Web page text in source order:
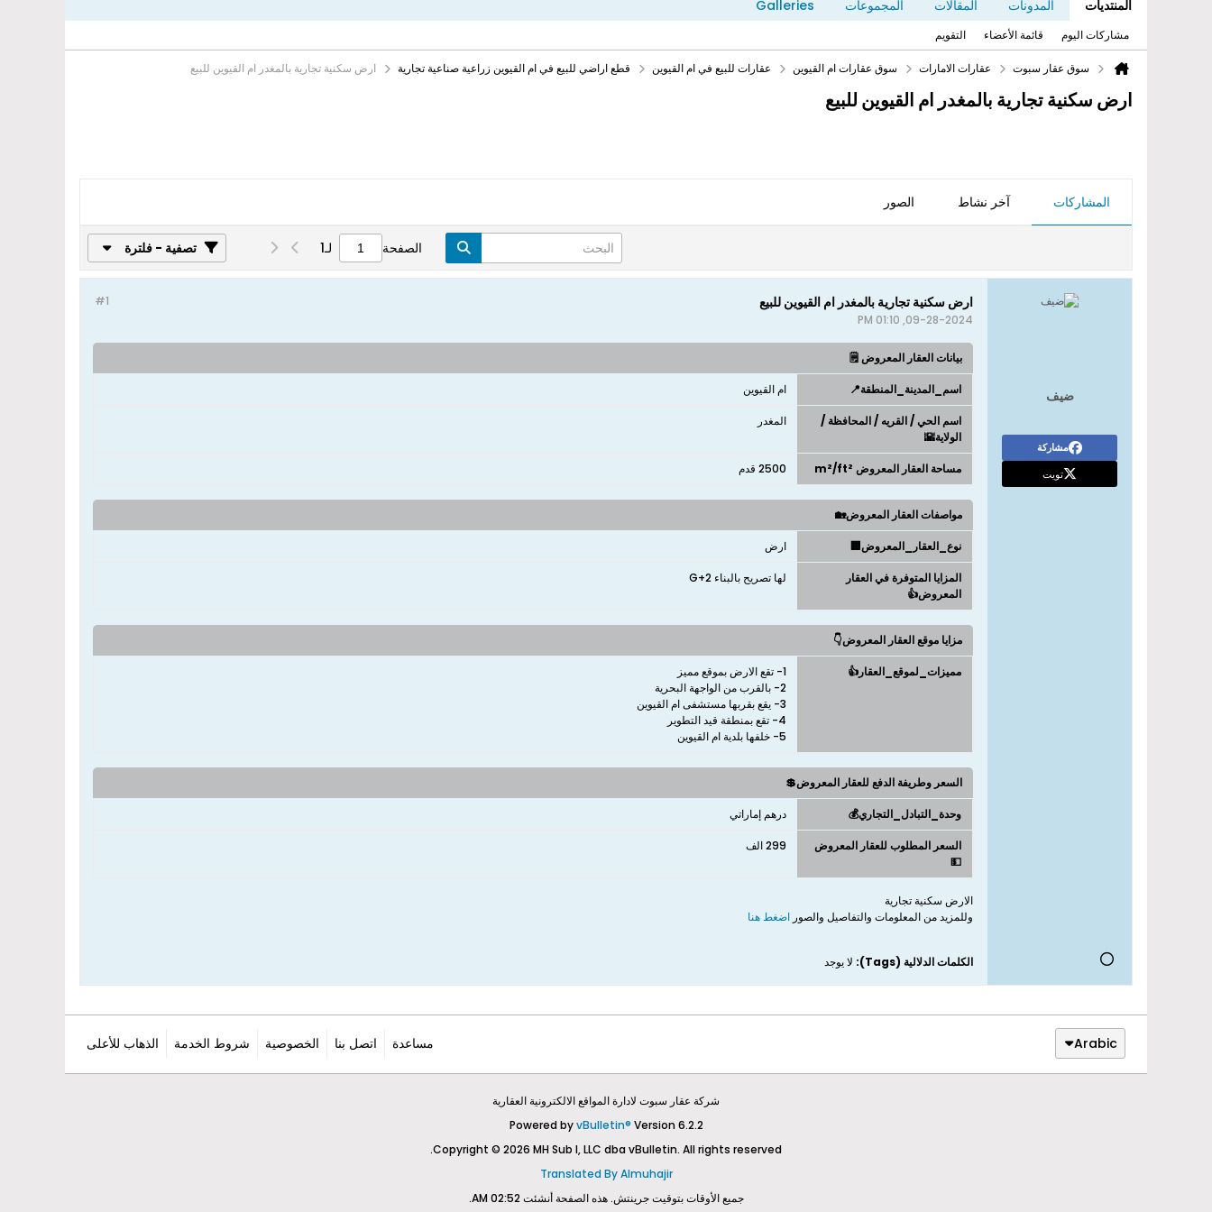
المنتديات المدونات المقالات المجموعات Galleries
مشاركات اليوم قائمة الأعضاء التقويم
سوق عقار سبوت عقارات الامارات سوق عقارات ام القيوين عقارات للبيع في ام القيوين قطع اراضي للبيع في ام القيوين زراعية صناعية تجارية ارض سكنية تجارية بالمغدر ام القيوين للبيع
ارض سكنية تجارية بالمغدر ام القيوين للبيع
المشاركات آخر نشاط الصور
الصفحة لـ1 تصفية - فلترة
ضيف
مشاركة
تويت
#1 ارض سكنية تجارية بالمغدر ام القيوين للبيع
09-28-2024, 01:10 PM
بيانات العقار المعروض 🗒️
اسم_المدينة_المنطقة📍 ام القيوين
اسم الحي / القريه / المحافظة /
الولاية🌇
المغدر
مساحة العقار المعروض m²/ft² 2500 قدم
مواصفات العقار المعروض🏡
نوع_العقار_المعروض🏢 ارض
المزايا المتوفرة في العقار
المعروض👍
لها تصريح بالبناء 2+G
مزايا موقع العقار المعروض👇
مميزات_لموقع_العقار👍
5- خلفها بلدية ام القيوين
السعر وطريفة الدفع للعقار المعروض💲
وحدة_التبادل_التجاري💰 درهم إماراتي
السعر المطلوب للعقار المعروض
💵
299 الف
الارض سكنية تجارية
وللمزيد من المعلومات والتفاصيل والصور​ اضغط هنا​
الكلمات الدلالية (Tags): لا يوجد
Arabic مساعدة اتصل بنا الخصوصية شروط الخدمة الذهاب للأعلى
شركة عقار سبوت لادارة المواقع الالكترونية العقارية
Powered byvBulletin® Version 6.2.2
Copyright © 2026 MH Sub I, LLC dba vBulletin. All rights reserved.
Translated By Almuhajir
جميع الأوقات بتوقيت جرينتش. هذه الصفحة أنشئت 02:52 AM.